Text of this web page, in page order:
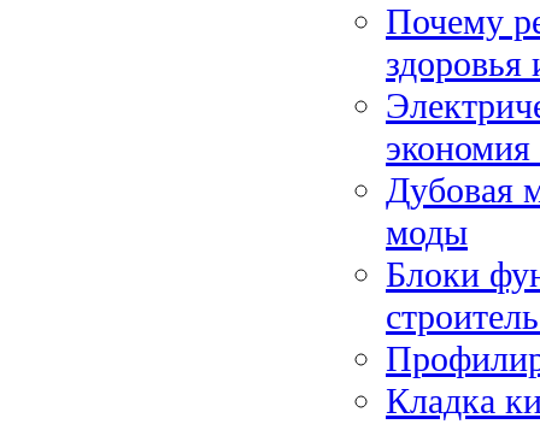
Почему
Дубовая
моды
Блоки
Кладка